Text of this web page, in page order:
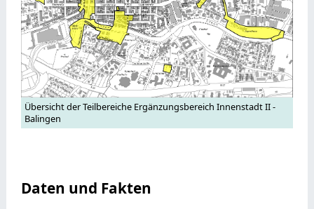
Übersicht der Teilbereiche Ergänzungsbereich Innenstadt II -
Balingen
Daten und Fakten